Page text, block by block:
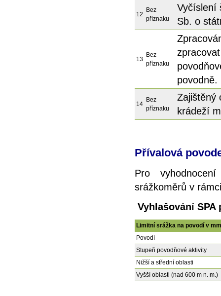
12
Bez
příznaku
Vyčíslení
Sb. o
13
Bez
příznaku
povodně.
14
Bez
příznaku
Zajištěný
krádeží
Přívalová
Pro
srážkoměrů v
Vyhlašování
Limitní srážka na povodí v
Povodí
Stupeň povodňové aktivity
Nižší a střední oblasti
Vyšší oblasti (nad 600 m n. m.)